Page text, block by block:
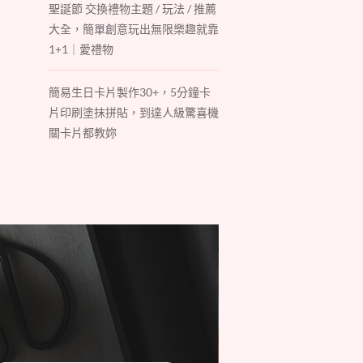
聖誕節 交換禮物主題 / 玩法 / 推薦
大全，簡單創意玩出無限樂趣就靠
1+1｜愛禮物
簡易生日卡片製作30+，5分鐘卡
片印刷塗抹拼貼，到達人級驚喜機
關卡片都教妳